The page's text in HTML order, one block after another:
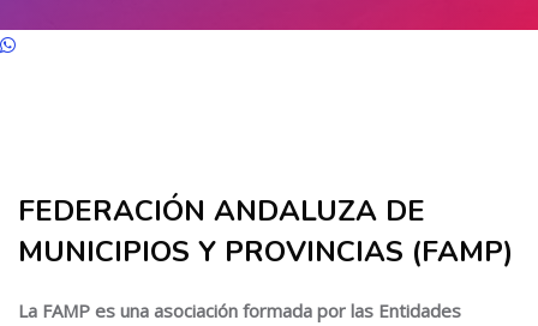
Salta al contenido principal
Salta [Cocoon] About (Text with Image)
FEDERACIÓN ANDALUZA DE
MUNICIPIOS Y PROVINCIAS (FAMP)
La FAMP es una asociación formada por las Entidades